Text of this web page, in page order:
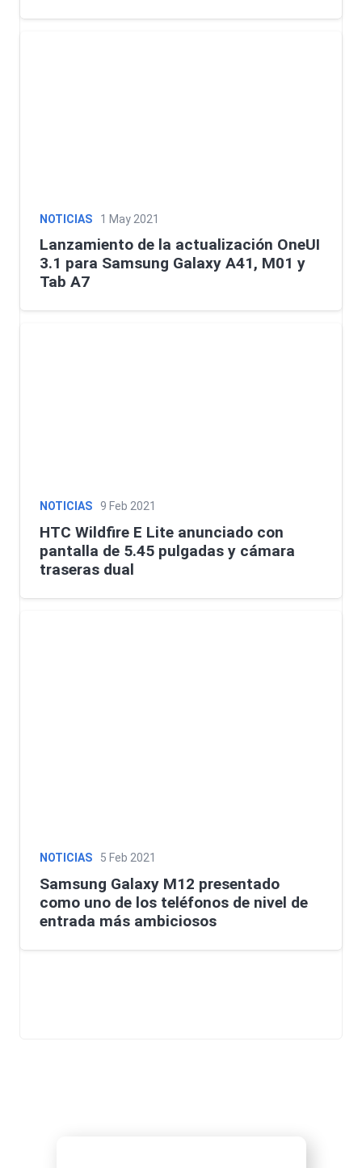
NOTICIAS 1 May 2021
Lanzamiento de la actualización OneUI
3.1 para Samsung Galaxy A41, M01 y
Tab A7
NOTICIAS 9 Feb 2021
HTC Wildfire E Lite anunciado con
pantalla de 5.45 pulgadas y cámara
traseras dual
NOTICIAS 5 Feb 2021
Samsung Galaxy M12 presentado
como uno de los teléfonos de nivel de
entrada más ambiciosos